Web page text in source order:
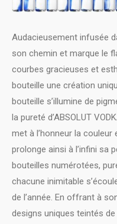
Audacieusement infusée
son chemin et marque le
courbes gracieuses et
bouteille une création
bouteille s’illumine de
la pureté d’ABSOLUT
met à l’honneur la couleur
prolonge ainsi à l’infini sa
bouteilles numérotées,
chacune inimitable
de l’année. En offrant à
designs uniques teintés de